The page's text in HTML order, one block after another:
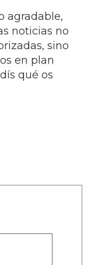
agradable,
noticias no
sino
en plan
qué os